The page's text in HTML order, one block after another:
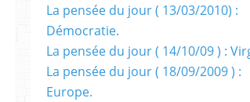
La pensée du jour ( 13/03/2010) :
Démocratie.
La pensée du jour ( 14/10/09 ) :
La pensée du jour ( 18/09/2009 ) :
Europe.